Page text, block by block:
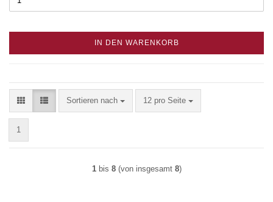
IN DEN WARENKORB
Sortieren nach
Sortieren nach 12 pro Seite
pro Seite
1
1bis 8(von insgesamt 8)